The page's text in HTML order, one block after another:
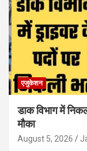
एजुकेशन
डाक विभाग में
मौका
August 5, 2026